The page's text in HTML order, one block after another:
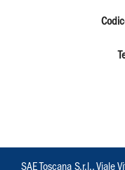
SAE Toscana S.r.l.,